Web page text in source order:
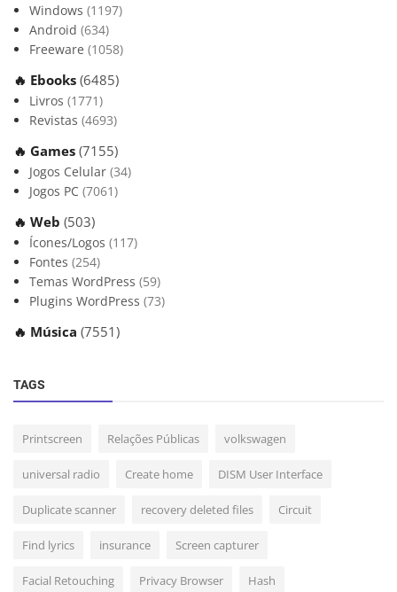
Windows (1197)
Android (634)
Freeware (1058)
🔥 Ebooks (6485)
Livros (1771)
Revistas (4693)
🔥 Games (7155)
Jogos Celular (34)
Jogos PC (7061)
🔥 Web (503)
Ícones/Logos (117)
Fontes (254)
Temas WordPress (59)
Plugins WordPress (73)
🔥 Música (7551)
TAGS
Printscreen Relações Públicas volkswagen
universal radio Create home DISM User Interface
Duplicate scanner recovery deleted files Circuit
Find lyrics insurance Screen capturer
Facial Retouching Privacy Browser Hash